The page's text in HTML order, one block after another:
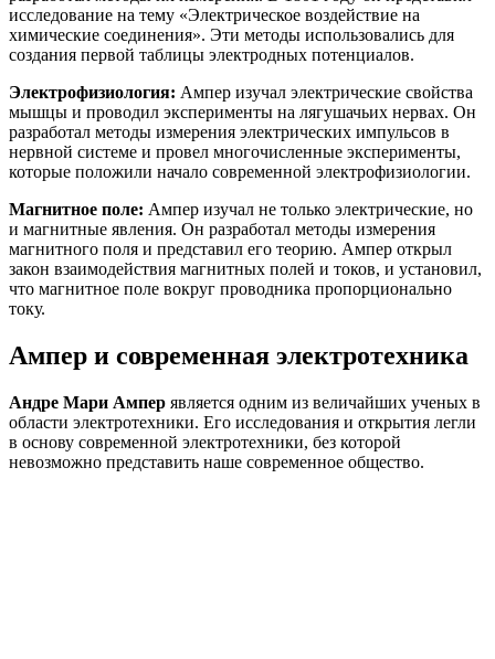
исследование на тему «Электрическое воздействие на
химические соединения». Эти методы использовались для
создания первой таблицы электродных потенциалов.
Электрофизиология: Ампер изучал электрические свойства
мышцы и проводил эксперименты на лягушачьих нервах. Он
разработал методы измерения электрических импульсов в
нервной системе и провел многочисленные эксперименты,
которые положили начало современной электрофизиологии.
Магнитное поле: Ампер изучал не только электрические, но
и магнитные явления. Он разработал методы измерения
магнитного поля и представил его теорию. Ампер открыл
закон взаимодействия магнитных полей и токов, и установил,
что магнитное поле вокруг проводника пропорционально
току.
Ампер и современная электротехника
Андре Мари Ампер является одним из величайших ученых в
области электротехники. Его исследования и открытия легли
в основу современной электротехники, без которой
невозможно представить наше современное общество.